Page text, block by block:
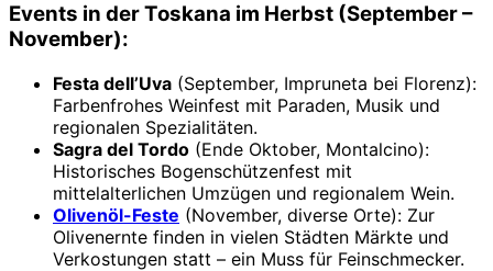
Events in der Toskana im Herbst (September –
November):
Festa dell’Uva (September, Impruneta bei Florenz):
Farbenfrohes Weinfest mit Paraden, Musik und
regionalen Spezialitäten.
Sagra del Tordo (Ende Oktober, Montalcino):
Historisches Bogenschützenfest mit
mittelalterlichen Umzügen und regionalem Wein.
Olivenöl-Feste (November, diverse Orte): Zur
Olivenernte finden in vielen Städten Märkte und
Verkostungen statt – ein Muss für Feinschmecker.